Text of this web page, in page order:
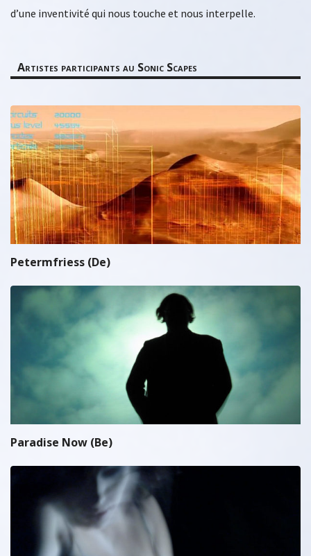
d’une inventivité qui nous touche et nous interpelle.
Artistes participants au Sonic Scapes
Petermfriess (De)
Paradise Now (Be)